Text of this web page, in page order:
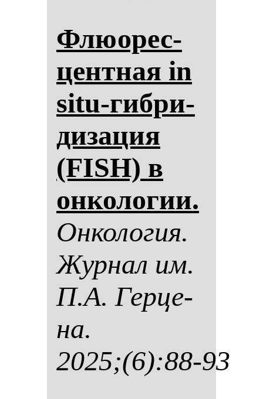
Флю­орес­
цен­тная in
situ-гиб­ри­
ди­за­ция
(FISH) в
он­ко­ло­гии.
Он­ко­ло­гия.
Жур­нал им.
П.А. Гер­це­
на.
2025;(6):88-93